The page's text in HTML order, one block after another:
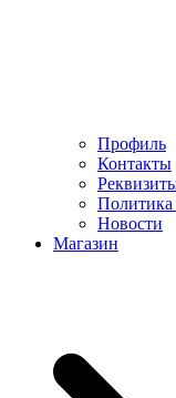
Профиль
Контакты
Политика
Новости
Магазин